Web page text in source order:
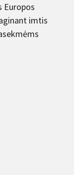
Europos
imtis